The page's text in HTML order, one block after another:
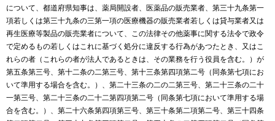
について、都道府県知事は、薬局開設者、医薬品の販売業者、第三十九条第一
項若しくは第三十九条の三第一項の医療機器の販売業者若しくは貸与業者又は
再生医療等製品の販売業者について、この法律その他薬事に関する法令で政令
で定めるもの若しくはこれに基づく処分に違反する行為があつたとき、又はこ
れらの者（これらの者が法人であるときは、その業務を行う役員を含む。）が
第五条第三号、第十二条の二第三号、第十三条第四項第二号（同条第七項にお
いて準用する場合を含む。）、第二十三条の二の二第三号、第二十三条の二十
一第三号、第二十三条の二十二第四項第二号（同条第七項において準用する場
合を含む。）、第二十六条第四項第三号、第三十条第二項第二号、第三十四条